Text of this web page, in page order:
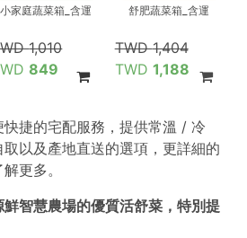
小家庭蔬菜箱_含運
1,010
849
舒肥蔬菜箱_含運
1,404
1,188
捷的宅配服務，提供常溫 / 冷
以及產地直送的選項，更詳細的
解更多。
智慧農場的優質活舒菜，特別提